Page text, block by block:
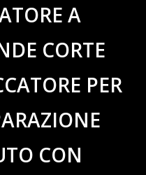
A
CORTE
PER
CON